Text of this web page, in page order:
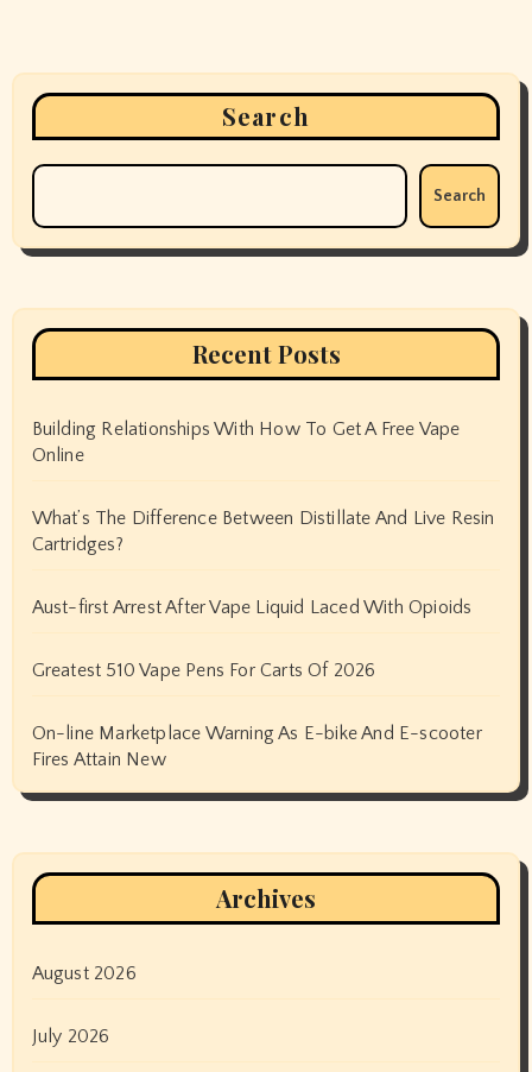
Search
Search
Recent Posts
Building Relationships With How To Get A Free Vape
Online
What’s The Difference Between Distillate And Live Resin
Cartridges?
Aust-first Arrest After Vape Liquid Laced With Opioids
Greatest 510 Vape Pens For Carts Of 2026
On-line Marketplace Warning As E-bike And E-scooter
Fires Attain New
Archives
August 2026
July 2026